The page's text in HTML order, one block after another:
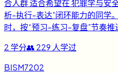
合人群 适合希望在 犯罪学与安
析-执行-表达”闭环能力的同学
时，按“预习-练习-复盘”节奏推
2 学分👥 229 人学过
BISM7202